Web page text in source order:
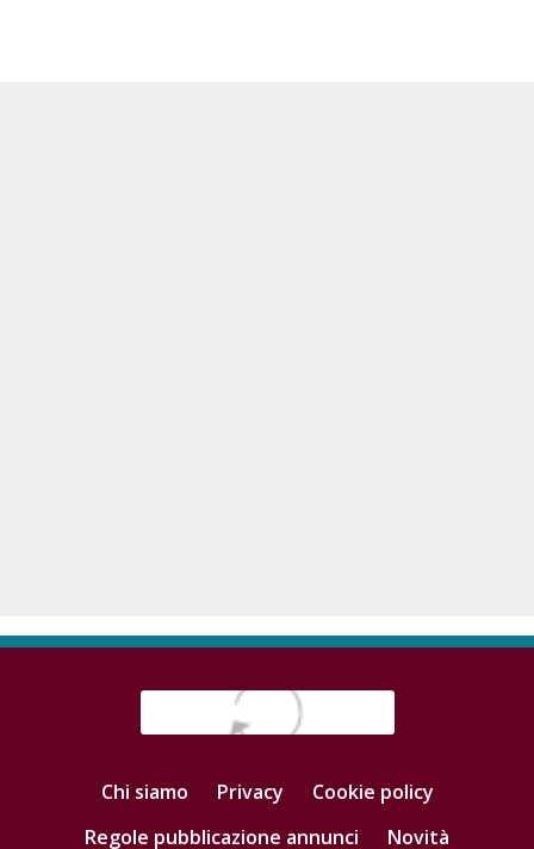
Chi siamo Privacy
Cookie policy
Regole pubblicazione annunci
Novità